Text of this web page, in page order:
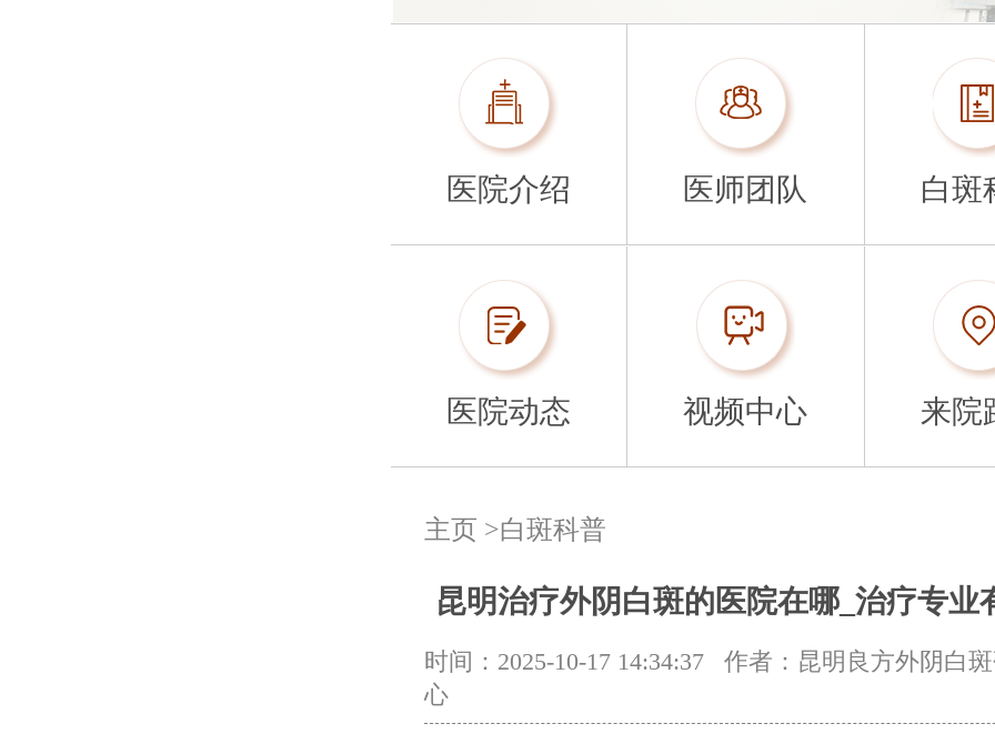
医院介绍 医师团队 白斑
医院动态 视频中心 来院
主页 >白斑科普
昆明治疗外阴白斑的医院在哪_治疗专业
时间：2025-10-17 14:34:37
作者：昆明良方外阴白
心